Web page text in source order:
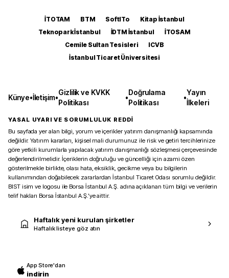
İTOTAM BTM SoftITo
Kitap İstanbul
Teknopark İstanbul
İDTM İstanbul
İTOSAM
Cemile Sultan Tesisleri
ICVB
İstanbul Ticaret Üniversitesi
Künye•İletişim•
Gizlilik ve KVKK
Politikası
•
Doğrulama
Politikası
•
Yayın
İlkeleri
YASAL UYARI VE SORUMLULUK REDDİ
Bu sayfada yer alan bilgi, yorum ve içerikler yatırım danışmanlığı kapsamında
değildir. Yatırım kararları, kişisel mali durumunuz ile risk ve getiri tercihlerinize
göre yetkili kurumlarla yapılacak yatırım danışmanlığı sözleşmesi çerçevesinde
değerlendirilmelidir. İçeriklerin doğruluğu ve güncelliği için azami özen
gösterilmekle birlikte, olası hata, eksiklik, gecikme veya bu bilgilerin
kullanımından doğabilecek zararlardan İstanbul Ticaret Odası sorumlu değildir.
BIST isim ve logosu ile Borsa İstanbul A.Ş. adına açıklanan tüm bilgi ve verilerin
telif hakları Borsa İstanbul A.Ş.’ye aittir.
Haftalık yeni kurulan şirketler
Haftalık listeye göz atın
App Store'dan
indirin